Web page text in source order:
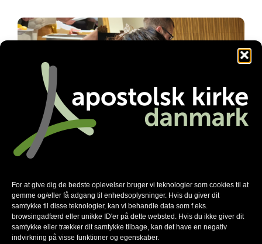
For at give dig de bedste oplevelser bruger vi teknologier som cookies til at
gemme og/eller få adgang til enhedsoplysninger. Hvis du giver dit
samtykke til disse teknologier, kan vi behandle data som f.eks.
browsingadfærd eller unikke ID'er på dette websted. Hvis du ikke giver dit
samtykke eller trækker dit samtykke tilbage, kan det have en negativ
indvirkning på visse funktioner og egenskaber.
Familienetværket gør en forskel